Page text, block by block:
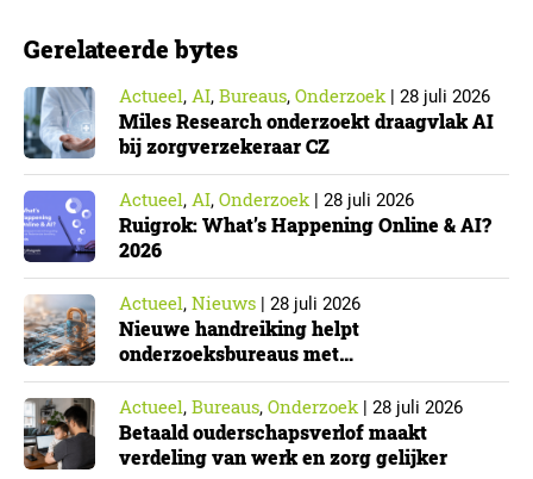
onderzoeksorganisatie. De toepasselijkheid…
Gerelateerde bytes
Actueel, AI, Bureaus, Onderzoek| 28 juli 2026
Miles Research onderzoekt draagvlak AI
bij zorgverzekeraar CZ
Actueel, AI, Onderzoek| 28 juli 2026
Ruigrok: What’s Happening Online & AI?
2026
Actueel, Nieuws | 28 juli 2026
Nieuwe handreiking helpt
onderzoeksbureaus met
Cyberbeveiligingswet
Actueel, Bureaus, Onderzoek| 28 juli 2026
Betaald ouderschapsverlof maakt
verdeling van werk en zorg gelijker